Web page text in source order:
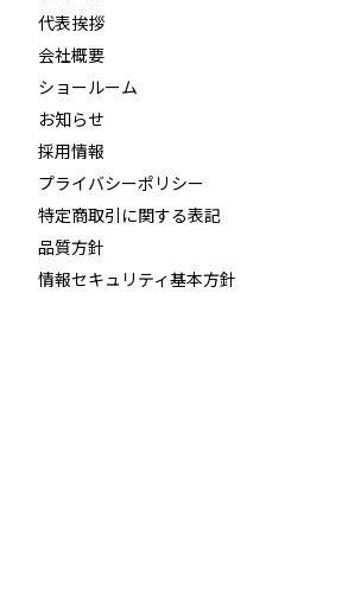
代表挨拶
会社概要
ショールーム
お知らせ
採用情報
プライバシーポリシー
特定商取引に関する表記
品質方針
情報セキュリティ基本方針